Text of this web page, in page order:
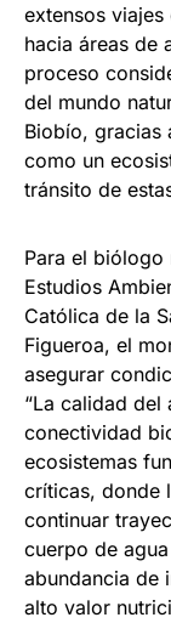
extensos
hacia áreas de
proceso
del mundo
Biobío, gracias
como un
tránsito de
Para el biólogo
Estudios
Católica de la
Figueroa, el
asegurar
“La calidad del
conectividad
ecosistemas
críticas, donde
continuar
cuerpo de
abundancia de
alto valor